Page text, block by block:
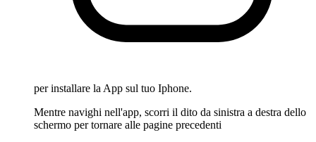
per installare la App sul tuo Iphone.
Mentre navighi nell'app, scorri il dito da sinistra a destra dello
schermo per tornare alle pagine precedenti